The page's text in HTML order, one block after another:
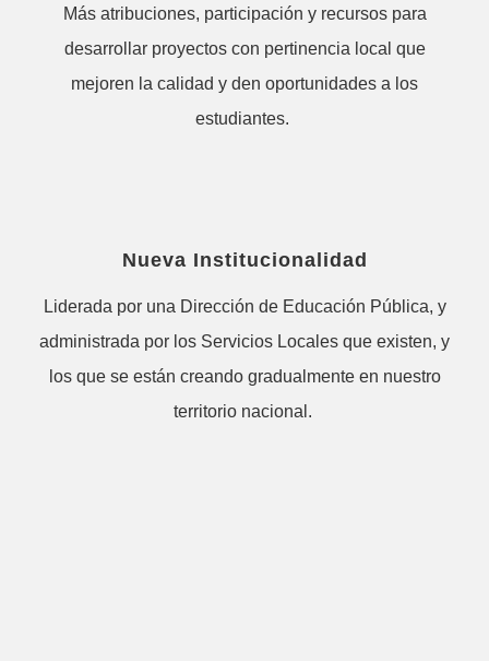
Más atribuciones, participación y recursos para
desarrollar proyectos con pertinencia local que
mejoren la calidad y den oportunidades a los
estudiantes.
Nueva Institucionalidad
Liderada por una Dirección de Educación Pública, y
administrada por los Servicios Locales que existen, y
los que se están creando gradualmente en nuestro
territorio nacional.